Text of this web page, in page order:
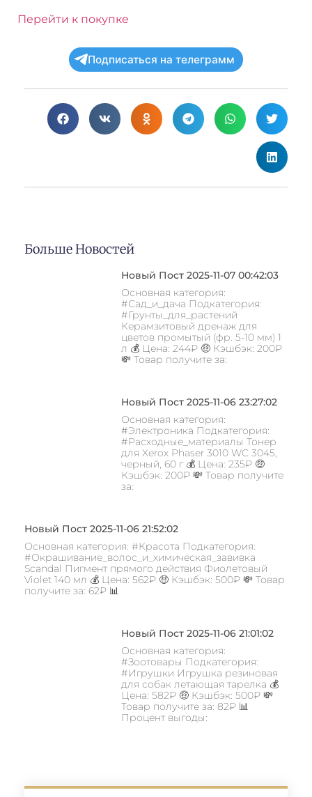
Перейти к покупке
Подписаться на телеграмм
Больше Новостей
Новый Пост 2025-11-07 00:42:03
Основная категория:
#Сад_и_дача Подкатегория:
#Грунты_для_растений
Керамзитовый дренаж для
цветов промытый (фр. 5-10 мм) 1
л 💰 Цена: 244₽ 🤑 Кэшбэк: 200₽
💸 Товар получите за:
Новый Пост 2025-11-06 23:27:02
Основная категория:
#Электроника Подкатегория:
#Расходные_материалы Тонер
для Xerox Phaser 3010 WC 3045,
черный, 60 г 💰 Цена: 235₽ 🤑
Кэшбэк: 200₽ 💸 Товар получите
за:
Новый Пост 2025-11-06 21:52:02
Основная категория: #Красота Подкатегория:
#Окрашивание_волос_и_химическая_завивка
Scandal Пигмент прямого действия Фиолетовый
Violet 140 мл 💰 Цена: 562₽ 🤑 Кэшбэк: 500₽ 💸 Товар
получите за: 62₽ 📊
Новый Пост 2025-11-06 21:01:02
Основная категория:
#Зоотовары Подкатегория:
#Игрушки Игрушка резиновая
для собак летающая тарелка 💰
Цена: 582₽ 🤑 Кэшбэк: 500₽ 💸
Товар получите за: 82₽ 📊
Процент выгоды: